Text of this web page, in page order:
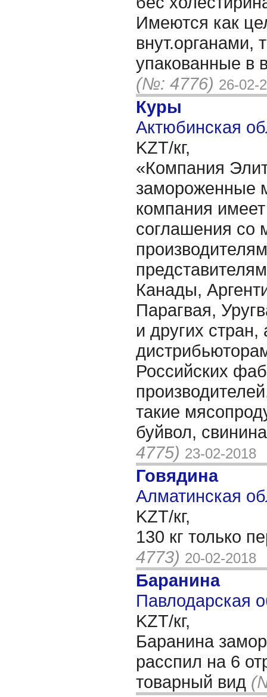
Имеются как
внут.органами,
упакованные в
(№: 4776) 26-02-
Куры
Актюбинская
KZT/кг,
«Компания
замороженные
компания
соглашения со
Канады,
Парагвая,
и других
Российских
такие
буйвол,
4775) 23-02-2018
Говядина
Алматинская
KZT/кг,
130 кг только
4773) 20-02-2018
Баранина
Павлодарская
KZT/кг,
Баранина
расспил на 6
товарный вид